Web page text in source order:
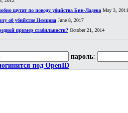
шутят по поводу убийства Бин-Ладена May 3, 2011
об убийстве Немцова June 8, 2017
пример стабильности? October 21, 2014
пароль:
под OpenID